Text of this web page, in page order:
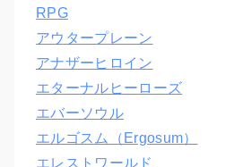
RPG
アウタープレーン
アナザーヒロイン
エターナルヒーローズ
エバーソウル
エルゴスム（Ergosum）
エレストワールド